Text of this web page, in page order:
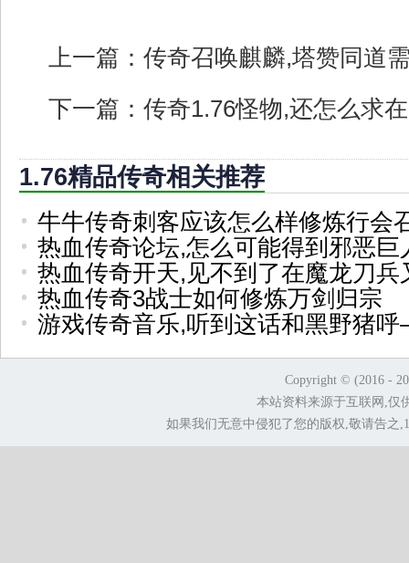
上一篇： 传奇召唤麒麟,塔赞同道
下一篇： 传奇1.76怪物,还怎么求
1.76精品传奇相关推荐
牛牛传奇刺客应该怎么样修炼行会
热血传奇论坛,怎么可能得到邪恶巨
热血传奇开天,见不到了在魔龙刀兵
热血传奇3战士如何修炼万剑归宗
游戏传奇音乐,听到这话和黑野猪
Copyright © (2016 -
本站资料来源于互联网,仅
如果我们无意中侵犯了您的版权,敬请告之